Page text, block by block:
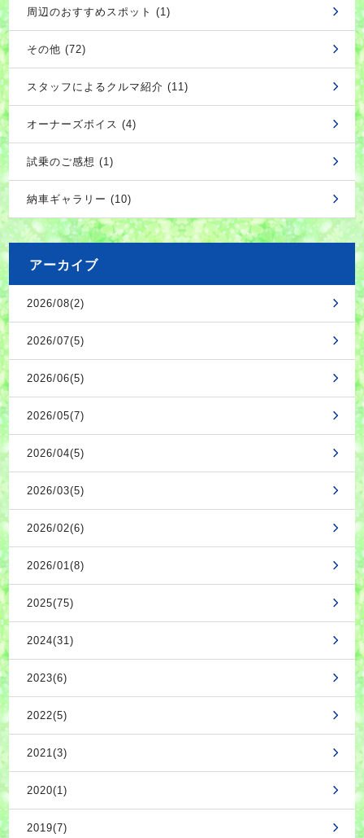
周辺のおすすめスポット (1)
その他 (72)
スタッフによるクルマ紹介 (11)
オーナーズボイス (4)
試乗のご感想 (1)
納車ギャラリー (10)
アーカイブ
2026/08(2)
2026/07(5)
2026/06(5)
2026/05(7)
2026/04(5)
2026/03(5)
2026/02(6)
2026/01(8)
2025(75)
2024(31)
2023(6)
2022(5)
2021(3)
2020(1)
2019(7)